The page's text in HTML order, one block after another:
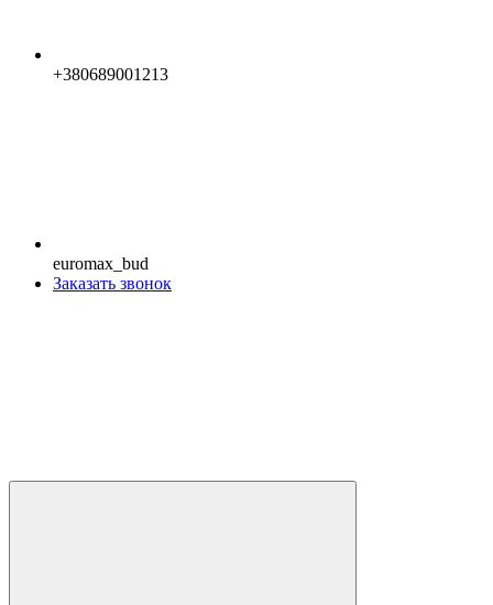
+380689001213
euromax_bud
Заказать звонок